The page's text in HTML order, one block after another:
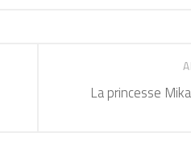
La princesse